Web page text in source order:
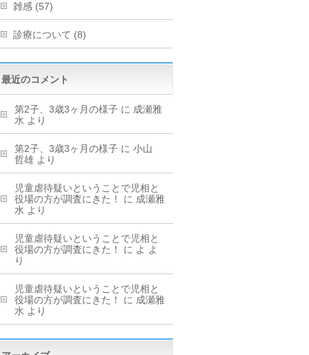
雑感 (57)
診療について (8)
最近のコメント
第2子、3歳3ヶ月の様子 に 成瀬雅
水 より
第2子、3歳3ヶ月の様子 に 小山
哲雄 より
児童虐待疑いということで児相と
役場の方が調査にきた！
に 成瀬雅
水 より
児童虐待疑いということで児相と
役場の方が調査にきた！
に よ よ
り
児童虐待疑いということで児相と
役場の方が調査にきた！
に 成瀬雅
水 より